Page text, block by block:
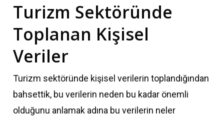
Turizm Sektöründe
Toplanan Kişisel
Veriler
Turizm sektöründe kişisel verilerin toplandığından
bahsettik, bu verilerin neden bu kadar önemli
olduğunu anlamak adına bu verilerin neler